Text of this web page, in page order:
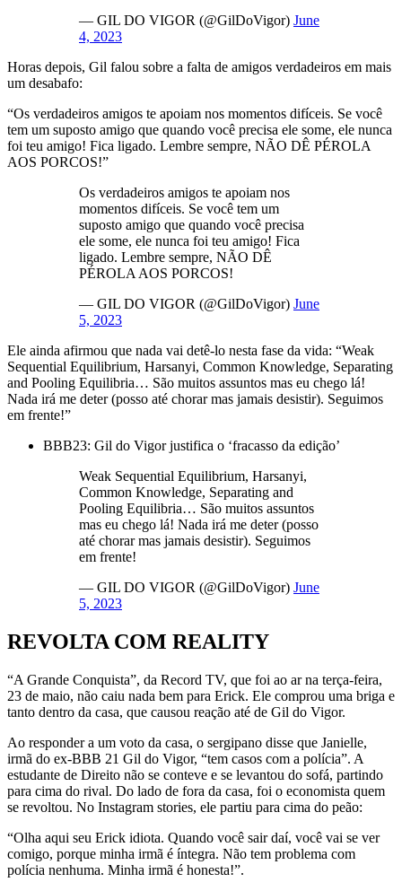
— GIL DO VIGOR (@GilDoVigor) June
4, 2023
Horas depois, Gil falou sobre a falta de amigos verdadeiros em mais
um desabafo:
“Os verdadeiros amigos te apoiam nos momentos difíceis. Se você
tem um suposto amigo que quando você precisa ele some, ele nunca
foi teu amigo! Fica ligado. Lembre sempre, NÃO DÊ PÉROLA
AOS PORCOS!”
Os verdadeiros amigos te apoiam nos
momentos difíceis. Se você tem um
suposto amigo que quando você precisa
ele some, ele nunca foi teu amigo! Fica
ligado. Lembre sempre, NÃO DÊ
PÉROLA AOS PORCOS!
— GIL DO VIGOR (@GilDoVigor) June
5, 2023
Ele ainda afirmou que nada vai detê-lo nesta fase da vida: “Weak
Sequential Equilibrium, Harsanyi, Common Knowledge, Separating
and Pooling Equilibria… São muitos assuntos mas eu chego lá!
Nada irá me deter (posso até chorar mas jamais desistir). Seguimos
em frente!”
BBB23: Gil do Vigor justifica o ‘fracasso da edição’
Weak Sequential Equilibrium, Harsanyi,
Common Knowledge, Separating and
Pooling Equilibria… São muitos assuntos
mas eu chego lá! Nada irá me deter (posso
até chorar mas jamais desistir). Seguimos
em frente!
— GIL DO VIGOR (@GilDoVigor) June
5, 2023
REVOLTA COM REALITY
“A Grande Conquista”, da Record TV, que foi ao ar na terça-feira,
23 de maio, não caiu nada bem para Erick. Ele comprou uma briga e
tanto dentro da casa, que causou reação até de Gil do Vigor.
Ao responder a um voto da casa, o sergipano disse que Janielle,
irmã do ex-BBB 21 Gil do Vigor, “tem casos com a polícia”. A
estudante de Direito não se conteve e se levantou do sofá, partindo
para cima do rival. Do lado de fora da casa, foi o economista quem
se revoltou. No Instagram stories, ele partiu para cima do peão:
“Olha aqui seu Erick idiota. Quando você sair daí, você vai se ver
comigo, porque minha irmã é íntegra. Não tem problema com
polícia nenhuma. Minha irmã é honesta!”.